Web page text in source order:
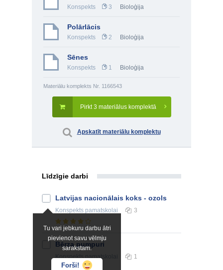
Konspekts 3 Bioloģija
Polārlācis
Konspekts 2 Bioloģija
Sēnes
Konspekts 1 Bioloģija
Materiālu komplekts Nr. 1166543
Pirkt 3 materiālus komplektā
Apskatīt materiālu komplektu
Līdzīgie darbi
Tu vari jebkuru darbu ātri
pievienot savu vēlmju
sarakstam.
Forši!
Latvijas nacionālais koks - ozols
Konspekts pamatskolai 3
Bērza pumpuri
Konspektspamatskolai 1